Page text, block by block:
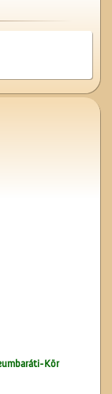
Kör